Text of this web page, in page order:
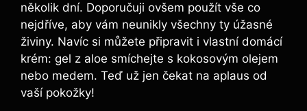
několik dní. Doporučuji ovšem použít vše co
nejdříve, aby vám neunikly všechny ty úžasné
živiny. Navíc si můžete připravit i vlastní domácí
krém: gel z aloe smíchejte s kokosovým olejem
nebo medem. Teď už jen čekat na aplaus od
vaší pokožky!